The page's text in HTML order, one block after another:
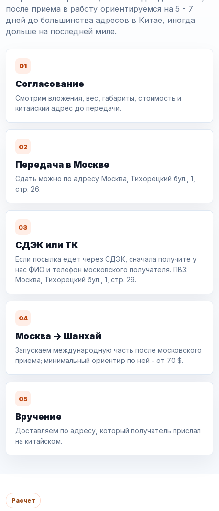
после приема в работу ориентируемся на 5 - 7
дней до большинства адресов в Китае, иногда
дольше на последней миле.
01
Согласование
Смотрим вложения, вес, габариты, стоимость и
китайский адрес до передачи.
02
Передача в Москве
Сдать можно по адресу Москва, Тихорецкий бул., 1,
стр. 26.
03
СДЭК или ТК
Если посылка едет через СДЭК, сначала получите у
нас ФИО и телефон московского получателя. ПВЗ:
Москва, Тихорецкий бул., 1, стр. 29.
04
Москва -> Шанхай
Запускаем международную часть после московского
приема; минимальный ориентир по ней - от 70 $.
05
Вручение
Доставляем по адресу, который получатель прислал
на китайском.
Расчет